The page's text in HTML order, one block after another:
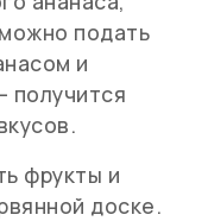
подать
и
получится
фрукты и
доске.